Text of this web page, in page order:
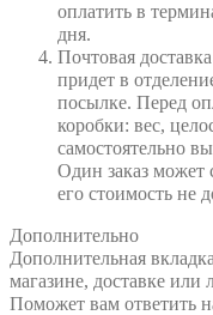
оплатить в
дня.
Почтовая
придет в
посылке. Перед
коробки: вес,
самостоятельно
Один заказ может
его стоимость не
Дополнительно
Дополнительная
магазине, доставке или
Поможет вам ответить